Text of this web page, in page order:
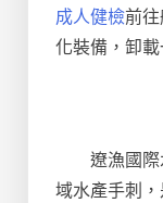
成人健檢前
化裝備，卸
遼漁國
域水產手刺